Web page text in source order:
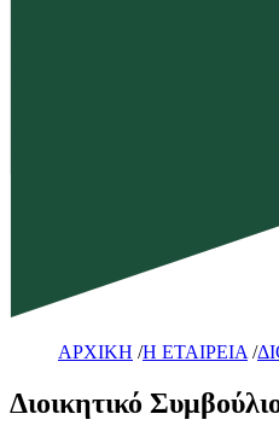
ΑΡΧΙΚΗ /Η ΕΤΑΙΡΕΙΑ /
Διοικητικό